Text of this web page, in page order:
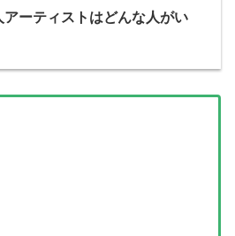
ーティストはどんな人がい